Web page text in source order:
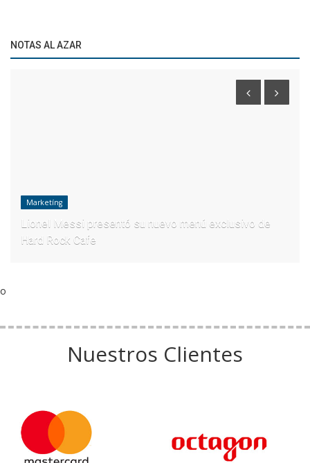
NOTAS AL AZAR
Marketíng
Lionel Messi presentó su nuevo menú exclusivo de
Hard Rock Cafe
o
Nuestros Clientes